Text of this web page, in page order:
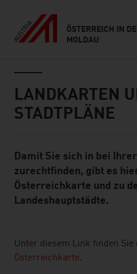
ÖSTERREICH IN
MOLDAU
LANDKARTEN
STADTPLÄNE
Standard Content Module
Damit Sie sich in bei
zurechtfinden, gibt es
Österreichkarte und zu
Landeshauptstädte.
listen
Unter diesem Link finden Sie
Österreichkarte.